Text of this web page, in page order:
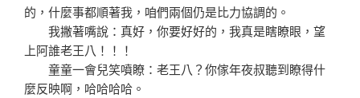
的，什麼事都順著我，咱們兩個仍是比力協調的。
我撇著嘴說：真好，你要好好的，我真是瞎瞭眼，望
上阿誰老王八！！！
童童一會兒笑噴瞭：老王八？你傢年夜叔聽到瞭得什
麼反映啊，哈哈哈哈。